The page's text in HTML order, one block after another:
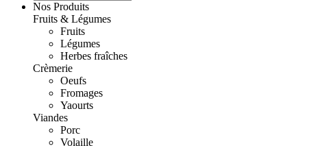
Nos Produits
Fruits & Légumes
Fruits
Légumes
Herbes fraîches
Crèmerie
Oeufs
Fromages
Yaourts
Viandes
Porc
Volaille